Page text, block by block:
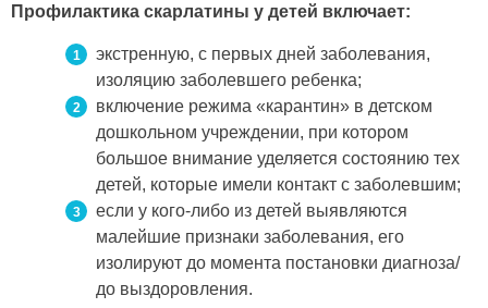
Профилактика скарлатины у детей включает:
экстренную, с первых дней заболевания,
изоляцию заболевшего ребенка;
включение режима «карантин» в детском
дошкольном учреждении, при котором
большое внимание уделяется состоянию тех
детей, которые имели контакт с заболевшим;
если у кого-либо из детей выявляются
малейшие признаки заболевания, его
изолируют до момента постановки диагноза/
до выздоровления.